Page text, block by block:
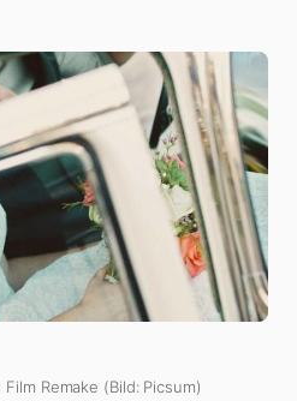
Remake (Bild: Picsum)